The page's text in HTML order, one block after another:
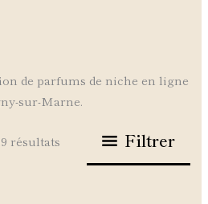
de parfums de niche en ligne
sur-Marne.
résultats Filtrer